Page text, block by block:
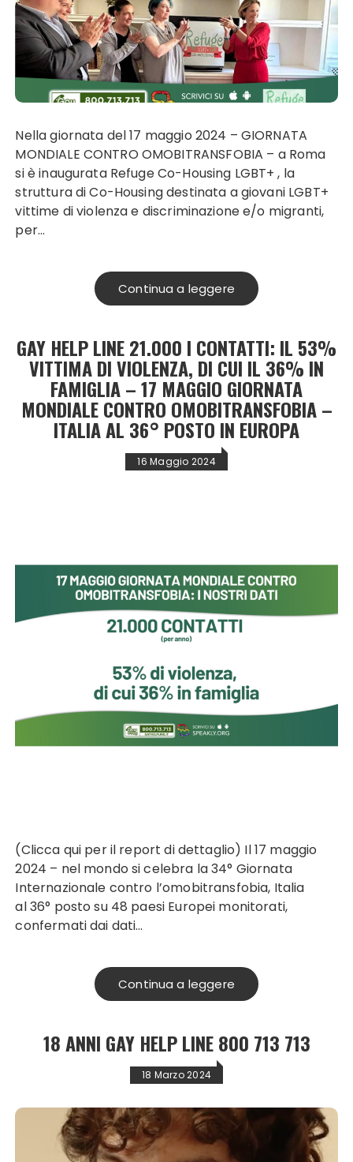
Nella giornata del 17 maggio 2024 – GIORNATA
MONDIALE CONTRO OMOBITRANSFOBIA – a Roma
si è inaugurata Refuge Co-Housing LGBT+ , la
struttura di Co-Housing destinata a giovani LGBT+
vittime di violenza e discriminazione e/o migranti,
per…
Continua a leggere
GAY HELP LINE 21.000 I CONTATTI: IL 53%
VITTIMA DI VIOLENZA, DI CUI IL 36% IN
FAMIGLIA – 17 MAGGIO GIORNATA
MONDIALE CONTRO OMOBITRANSFOBIA –
ITALIA AL 36° POSTO IN EUROPA
16 Maggio 2024
(Clicca qui per il report di dettaglio) Il 17 maggio
2024 – nel mondo si celebra la 34° Giornata
Internazionale contro l’omobitransfobia, Italia
al 36° posto su 48 paesi Europei monitorati,
confermati dai dati…
Continua a leggere
18 ANNI GAY HELP LINE 800 713 713
18 Marzo 2024